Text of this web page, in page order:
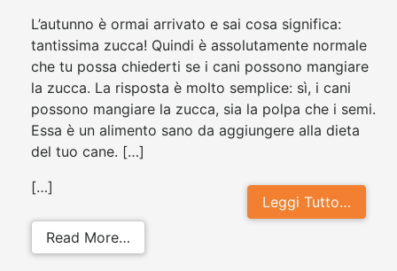
L’autunno è ormai arrivato e sai cosa significa:
tantissima zucca! Quindi è assolutamente normale
che tu possa chiederti se i cani possono mangiare
la zucca. La risposta è molto semplice: sì, i cani
possono mangiare la zucca, sia la polpa che i semi.
Essa è un alimento sano da aggiungere alla dieta
del tuo cane. […]
Leggi Tutto…
[…]
Read More…